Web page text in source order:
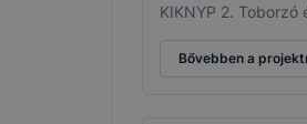
KIKNYP 2.
Bővebben a